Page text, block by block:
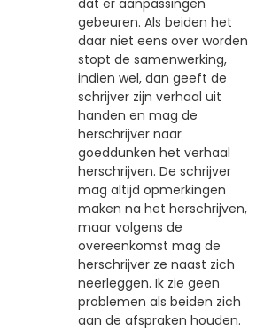
dat er aanpassingen
gebeuren. Als beiden het
daar niet eens over worden
stopt de samenwerking,
indien wel, dan geeft de
schrijver zijn verhaal uit
handen en mag de
herschrijver naar
goeddunken het verhaal
herschrijven. De schrijver
mag altijd opmerkingen
maken na het herschrijven,
maar volgens de
overeenkomst mag de
herschrijver ze naast zich
neerleggen. Ik zie geen
problemen als beiden zich
aan de afspraken houden.